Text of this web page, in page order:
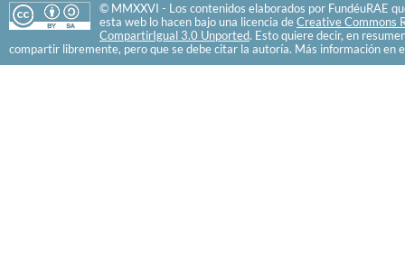
© MMXXVI - Los contenidos elaborados por FundéuRAE
esta web lo hacen bajo una licencia de Creative Commons
CompartirIgual 3.0 Unported. Esto quiere decir, en
compartir libremente, pero que se debe citar la autoría. Más información en